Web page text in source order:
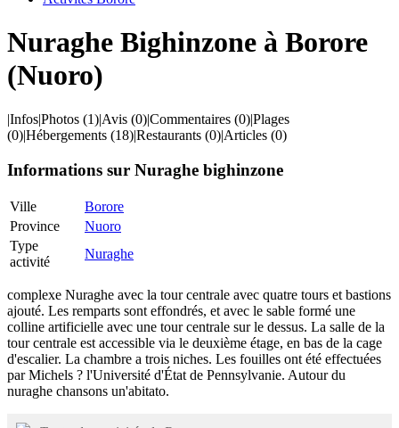
Nuraghe Bighinzone à Borore
(Nuoro)
|Infos|Photos (1)|Avis (0)|Commentaires (0)|Plages
(0)|Hébergements (18)|Restaurants (0)|Articles (0)
Informations sur Nuraghe bighinzone
Ville
Borore
Province
Nuoro
Type
activité
Nuraghe
complexe Nuraghe avec la tour centrale avec quatre tours et bastions
ajouté. Les remparts sont effondrés, et avec le sable formé une
colline artificielle avec une tour centrale sur le dessus. La salle de la
tour centrale est accessible via le deuxième étage, en bas de la cage
d'escalier. La chambre a trois niches. Les fouilles ont été effectuées
par Michels ? l'Université d'État de Pennsylvanie. Autour du
nuraghe chansons un'abitato.